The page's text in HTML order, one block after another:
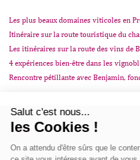
Les plus beaux domaines viticoles en
Itinéraire sur la route touristique du
Les itinéraires sur la route des vins de
4 expériences bien-être dans les
Rencontre pétillante avec Benjamin,
VINOTRIP